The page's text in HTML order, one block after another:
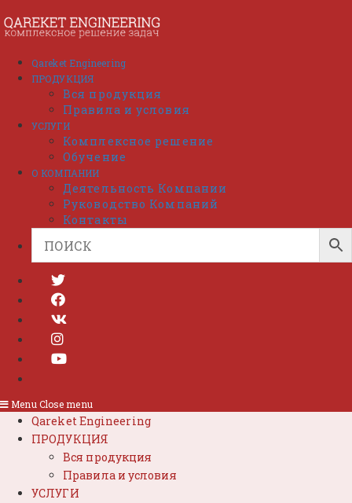
к
содержимому
Qareket Engineering
ПРОДУКЦИЯ
Вся продукция
Правила и условия
УСЛУГИ
Комплексное решение
Обучение
О КОМПАНИИ
Деятельность Компании
Руководство Компаний
Контакты
Menu Close menu
Qareket Engineering
ПРОДУКЦИЯ
Вся продукция
Правила и условия
УСЛУГИ